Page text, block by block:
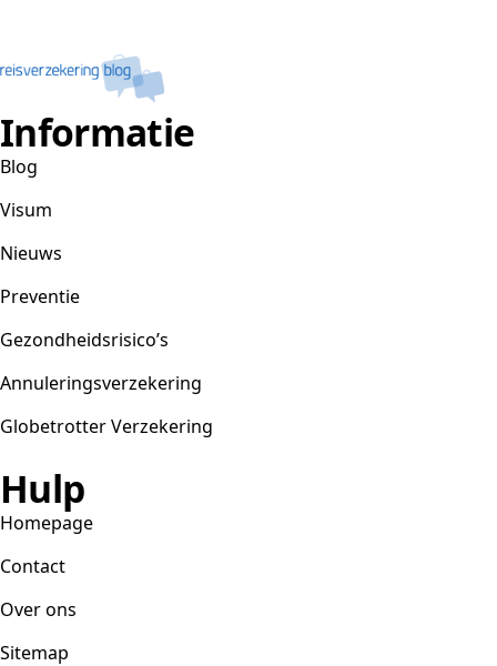
Informatie
Blog
Visum
Nieuws
Preventie
Gezondheidsrisico’s
Annuleringsverzekering
Globetrotter Verzekering
Hulp
Homepage
Contact
Over ons
Sitemap